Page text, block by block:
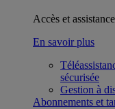
Accès et
En savoir plus
sécurisée
Gestion à
Abonnements et